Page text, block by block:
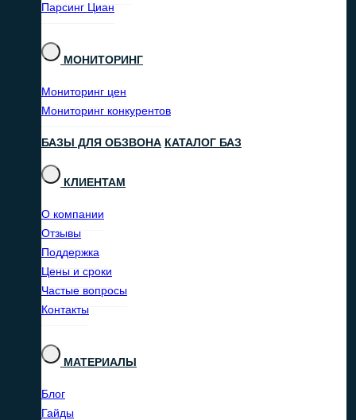
Парсинг Циан
МОНИТОРИНГ
Мониторинг цен
Мониторинг конкурентов
БАЗЫ ДЛЯ ОБЗВОНА КАТАЛОГ БАЗ
КЛИЕНТАМ
О компании
Отзывы
Поддержка
Цены и сроки
Частые вопросы
Контакты
МАТЕРИАЛЫ
Блог
Гайды